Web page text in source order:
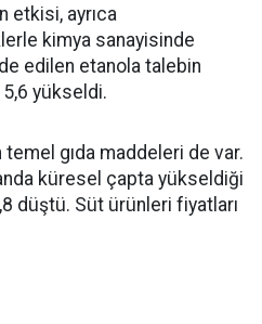
etkisi, ayrıca
kimya sanayisinde
edilen etanola talebin
yükseldi.
temel gıda maddeleri de var.
küresel çapta yükseldiği
düştü. Süt ürünleri fiyatları